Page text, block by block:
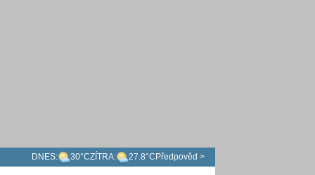
DNES: 30°CZÍTRA: 27.8°C Předpověd >